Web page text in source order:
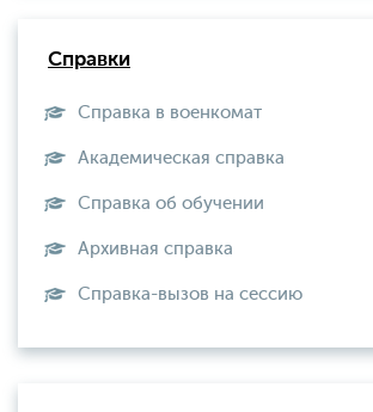
Справки
Справка в военкомат
Академическая справка
Справка об обучении
Архивная справка
Справка-вызов на сессию